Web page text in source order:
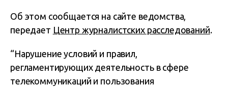
Об этом сообщается на сайте ведомства,
передает Центр журналистских расследований.
“Нарушение условий и правил,
регламентирующих деятельность в сфере
телекоммуникаций и пользования